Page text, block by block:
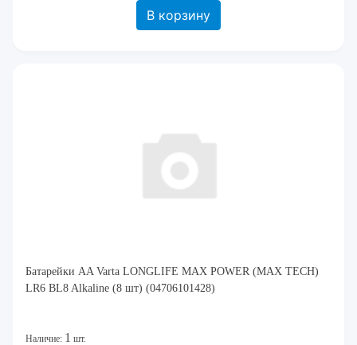
В корзину
Батарейки AA Varta LONGLIFE MAX POWER (MAX TECH)
LR6 BL8 Alkaline (8 шт) (04706101428)
Наличие: 1 шт.